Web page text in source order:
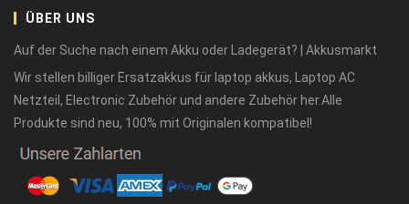
ÜBER UNS
Auf der Suche nach einem Akku oder Ladegerät? | Akkusmarkt
Wir stellen billiger Ersatzakkus für laptop akkus, Laptop AC
Netzteil, Electronic Zubehör und andere Zubehör her.Alle
Produkte sind neu, 100% mit Originalen kompatibel!